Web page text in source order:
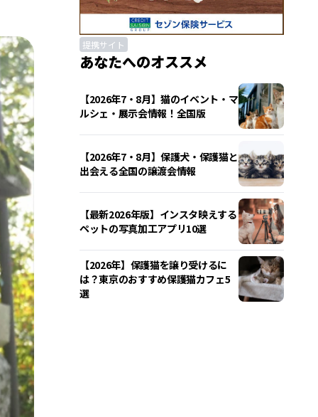
提携サイト
あなたへのオススメ
【2026年7・8月】猫のイベント・マ
ルシェ・展示会情報！全国版
【2026年7・8月】保護犬・保護猫と
出会える全国の譲渡会情報
【最新2026年版】インスタ映えする
ペットの写真加工アプリ10選
【2026年】保護猫を譲り受けるに
は？東京のおすすめ保護猫カフェ5
選